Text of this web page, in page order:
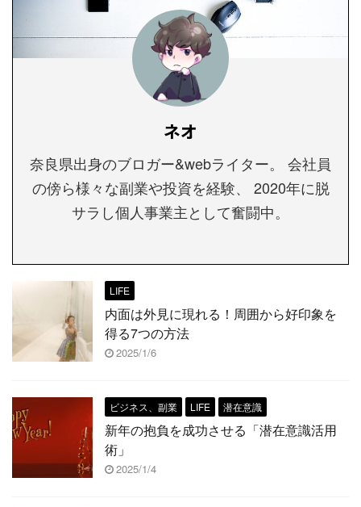
ネオ
奈良県出身のブロガー&webライター。 会社員
の傍ら様々な副業や投資を経験、 2020年に脱
サラし個人事業主として奮闘中。
LIFE
内面は外見に現れる！周囲から好印象を
得る7つの方法
2025/1/6
ビジネス、副業 LIFE 潜在意識
新年の抱負を成功させる「潜在意識活用
術」
2025/1/4